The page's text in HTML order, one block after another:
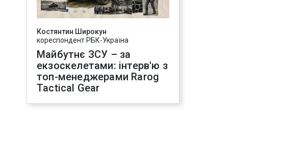
Костянтин Широкун
кореспондент РБК-Україна
Майбутнє ЗСУ – за
екзоскелетами: інтерв'ю з
топ-менеджерами Rarog
Tactical Gear